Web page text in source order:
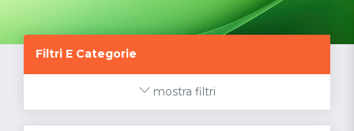
Filtri E Categorie
mostra filtri